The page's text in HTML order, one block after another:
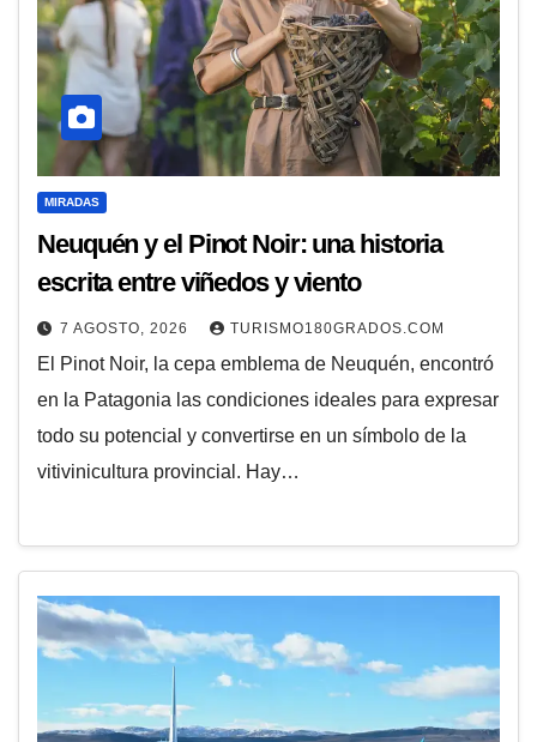
MIRADAS
Neuquén y el Pinot Noir: una historia
escrita entre viñedos y viento
7 AGOSTO, 2026 TURISMO180GRADOS.COM
El Pinot Noir, la cepa emblema de Neuquén, encontró
en la Patagonia las condiciones ideales para expresar
todo su potencial y convertirse en un símbolo de la
vitivinicultura provincial. Hay…